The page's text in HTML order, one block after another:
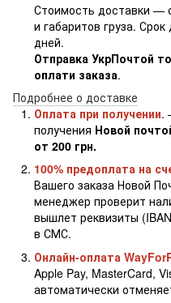
Стоимость доставки —
и габаритов груза.
дней.
Отправка УкрПочтой
оплати заказа.
Подробнее о доставке
Оплата при получении.
получения Новой
от 200 грн.
100% предоплата на
Вашего заказа Новой
менеджер проверит
вышлет реквизиты
в СМС.
Онлайн-оплата
Apple Pay, MasterCard,
автоматически